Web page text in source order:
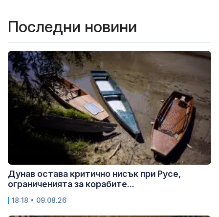
Последни новини
Дунав остава критично нисък при Русе,
ограниченията за корабите...
18:18 • 09.08.26